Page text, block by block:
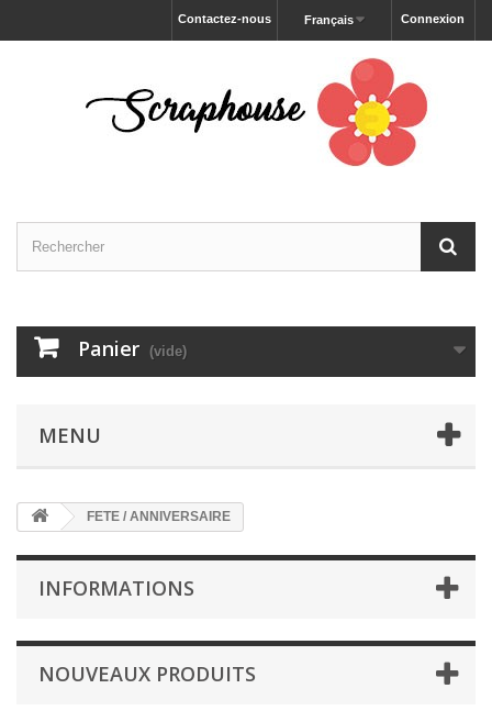
Connexion
Français
Contactez-nous
Panier (vide)
MENU
FETE / ANNIVERSAIRE
INFORMATIONS
NOUVEAUX PRODUITS